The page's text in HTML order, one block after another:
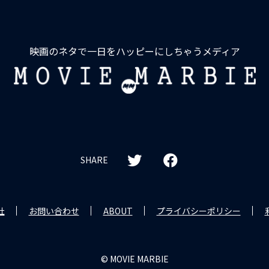
映画のネタで一日をハッピーにしちゃうメディア
MOVIE
MARBIE
SHARE
お問い合わせ ABOUT プライバシーポリシー
© MOVIE MARBIE